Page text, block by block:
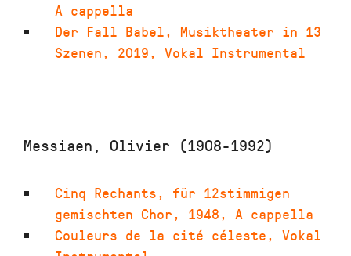
A cappella
Der Fall Babel, Musiktheater in 13
Szenen, 2019, Vokal Instrumental
Messiaen, Olivier (1908-1992)
Cinq Rechants, für 12stimmigen
gemischten Chor, 1948, A cappella
Couleurs de la cité céleste, Vokal